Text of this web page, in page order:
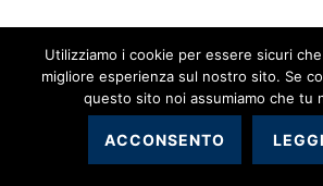
Utilizziamo i cookie per essere sicuri
migliore esperienza sul nostro sito. Se
questo sito noi assumiamo che tu
ACCONSENTO